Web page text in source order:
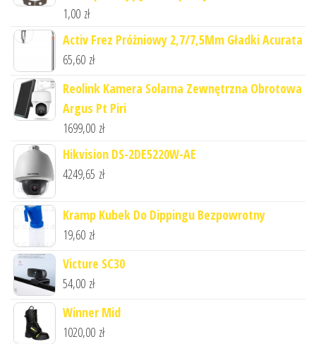
1,00 zł
Activ Frez Próżniowy 2,7/7,5Mm Gładki Acurata
65,60 zł
Reolink Kamera Solarna Zewnętrzna Obrotowa
Argus Pt Piri
1699,00 zł
Hikvision DS-2DE5220W-AE
4249,65 zł
Kramp Kubek Do Dippingu Bezpowrotny
19,60 zł
Victure SC30
54,00 zł
Winner Mid
1020,00 zł